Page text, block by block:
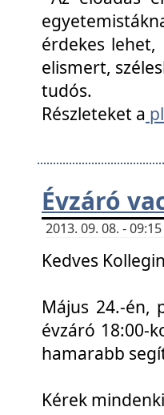
érdekes lehet,
elismert,
tudós.
Részleteket a
Évzáró
2013. 09. 08. -
Kedves
Május 24.-én,
évzáró 18:00-
hamarabb
Kérek